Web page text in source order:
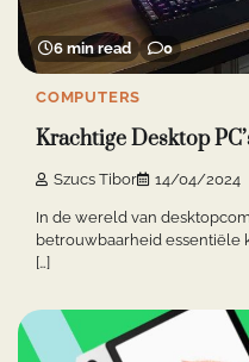
6 min read 0
COMPUTERS
Krachtige Desktop
Szucs Tibor 14/04/2024
In de wereld van
betrouwbaarheid essentiële
[…]